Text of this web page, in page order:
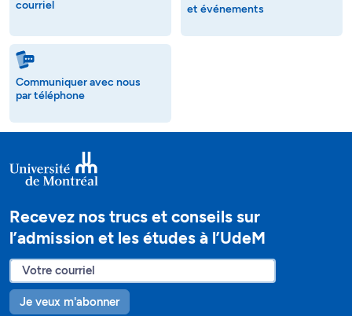
courriel
et événements
Communiquer avec nous
par téléphone
Recevez nos trucs et conseils sur
l’admission et les études à l’UdeM
Je veux m'abonner